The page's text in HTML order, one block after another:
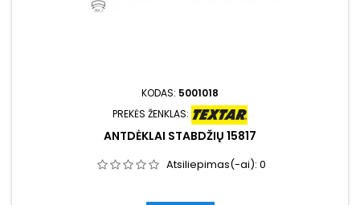
KODAS: 5001018
PREKĖS ŽENKLAS:
ANTDĖKLAI STABDŽIŲ 15817
Atsiliepimas(-ai): 0